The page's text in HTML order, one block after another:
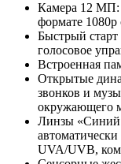
Камера 12 МП:
формате 1080p
Быстрый старт
голосовое
Встроенная
Открытые
звонков и
окружающего
Линзы «Синий
UVA/UVB,